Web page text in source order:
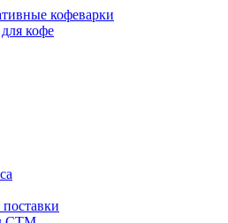
кофеварки
кофе